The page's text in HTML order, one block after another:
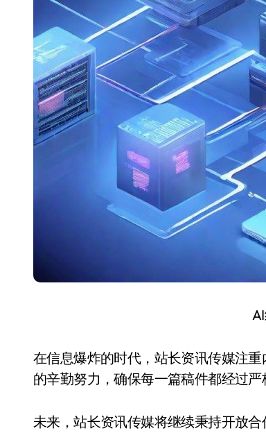
在信息爆炸的时代，站长资讯传媒注
的辛勤努力，确保每一篇稿件都经过严
未来，站长资讯传媒将继续秉持开放